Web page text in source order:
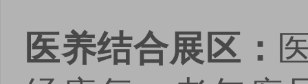
医养结合展区：